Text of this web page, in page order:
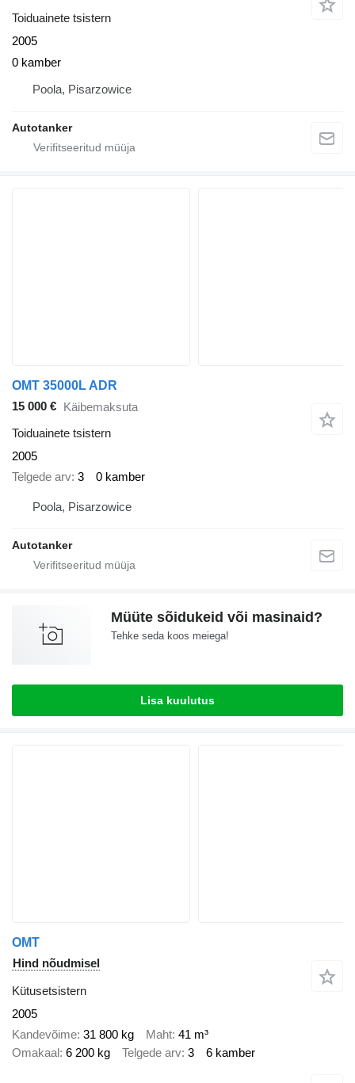
Toiduainete tsistern
2005
0 kamber
Poola, Pisarzowice
Autotanker
OMT 35000L ADR
15 000 € Käibemaksuta
Toiduainete tsistern
2005
Telgede arv 3 0 kamber
Poola, Pisarzowice
Autotanker
Müüte sõidukeid või masinaid?
Tehke seda koos meiega!
Lisa kuulutus
OMT
Hind nõudmisel
Kütusetsistern
2005
Kandevõime 31 800 kg Maht 41 m³
Omakaal 6 200 kg Telgede arv 3 6 kamber